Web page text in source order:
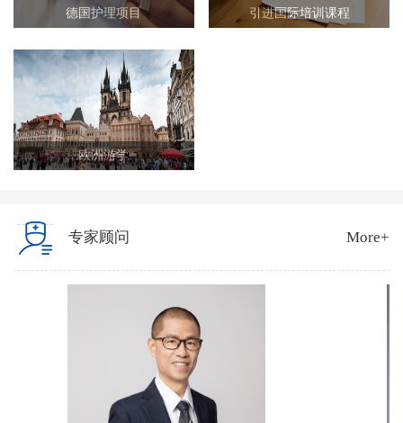
德国护理项目 引进国际培训课程
欧洲游学
专家顾问 More+